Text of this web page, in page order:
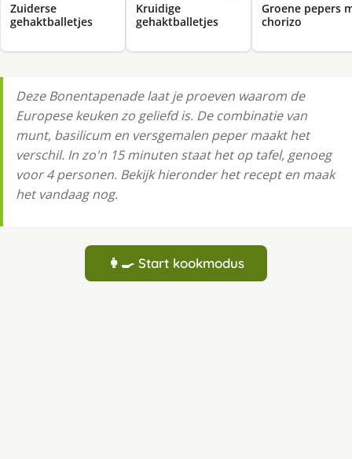
Zuiderse
gehaktballetjes
Kruidige
gehaktballetjes
Groene pepers
chorizo
Deze Bonentapenade laat je proeven waarom de
Europese keuken zo geliefd is. De combinatie van
munt, basilicum en versgemalen peper maakt het
verschil. In zo'n 15 minuten staat het op tafel, genoeg
voor 4 personen. Bekijk hieronder het recept en maak
het vandaag nog.
👩‍🍳 Start kookmodus